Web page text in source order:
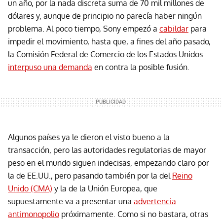
un año, por la nada discreta suma de 70 mil millones de
dólares y, aunque de principio no parecía haber ningún
problema. Al poco tiempo, Sony empezó a cabildar para
impedir el movimiento, hasta que, a fines del año pasado,
la Comisión Federal de Comercio de los Estados Unidos
interpuso una demanda en contra la posible fusión.
Algunos países ya le dieron el visto bueno a la
transacción, pero las autoridades regulatorias de mayor
peso en el mundo siguen indecisas, empezando claro por
la de EE.UU., pero pasando también por la del Reino
Unido (CMA) y la de la Unión Europea, que
supuestamente va a presentar una advertencia
antimonopolio próximamente. Como si no bastara, otras